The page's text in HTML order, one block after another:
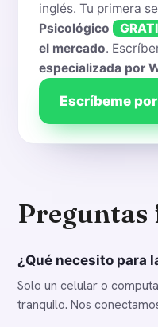
inglés. Tu primera
Psicológico
el mercado.
especializada por
Escríbeme
Preguntas
¿Qué necesito para
Solo un celular o
tranquilo. Nos